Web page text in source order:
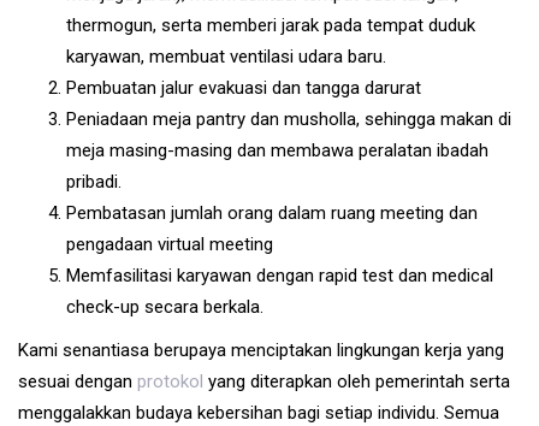
thermogun, serta memberi jarak pada tempat duduk
karyawan, membuat ventilasi udara baru.
Pembuatan jalur evakuasi dan tangga darurat
Peniadaan meja pantry dan musholla, sehingga makan di
meja masing-masing dan membawa peralatan ibadah
pribadi.
Pembatasan jumlah orang dalam ruang meeting dan
pengadaan virtual meeting
Memfasilitasi karyawan dengan rapid test dan medical
check-up secara berkala.
Kami senantiasa berupaya menciptakan lingkungan kerja yang
sesuai dengan protokol yang diterapkan oleh pemerintah serta
menggalakkan budaya kebersihan bagi setiap individu. Semua